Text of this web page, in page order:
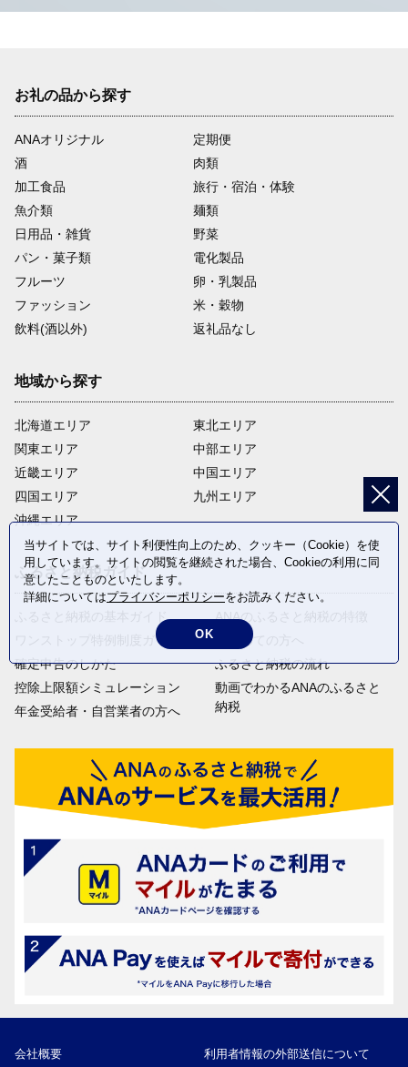
お礼の品から探す
ANAオリジナル
定期便
酒
肉類
加工食品
旅行・宿泊・体験
魚介類
麺類
日用品・雑貨
野菜
パン・菓子類
電化製品
フルーツ
卵・乳製品
ファッション
米・穀物
飲料(酒以外)
返礼品なし
地域から探す
北海道エリア
関東エリア
近畿エリア
四国エリア
沖縄エリア
東北エリア
中部エリア
中国エリア
九州エリア
ふるさと納税ガイド
ふるさと納税の基本ガイド
ワンストップ特例制度ガイド
確定申告のしかた
控除上限額シミュレーション
年金受給者・自営業者の方へ
ANAのふるさと納税の特徴
はじめての方へ
ふるさと納税の流れ
動画でわかるANAのふるさと
納税
会社概要 利用者情報の外部送信について
当サイトでは、サイト利便性向上のため、クッキー（Cookie）を使
用しています。サイトの閲覧を継続された場合、Cookieの利用に同
意したことものといたします。
詳細についてはプライバシーポリシーをお読みください。
OK